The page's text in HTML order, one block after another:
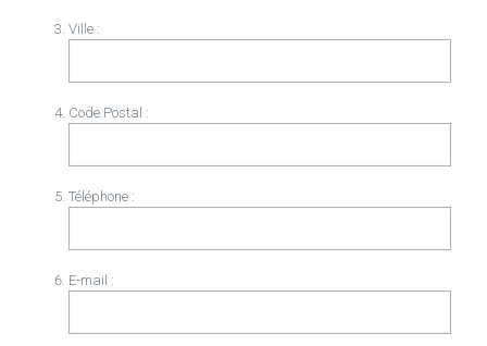
Ville :
Code Postal :
Téléphone :
E-mail :